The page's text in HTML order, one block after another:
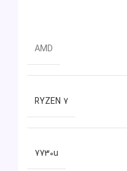
AMD
RYZEN 7
7730u